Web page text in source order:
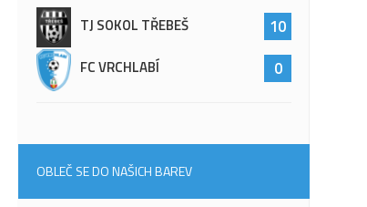
TJ SOKOL TŘEBEŠ 10
FC VRCHLABÍ 0
OBLEČ SE DO NAŠICH BAREV